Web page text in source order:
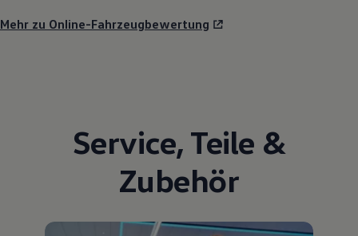
Mehr zu Online-Fahrzeugbewertung
Service, Teile &
Zubehör